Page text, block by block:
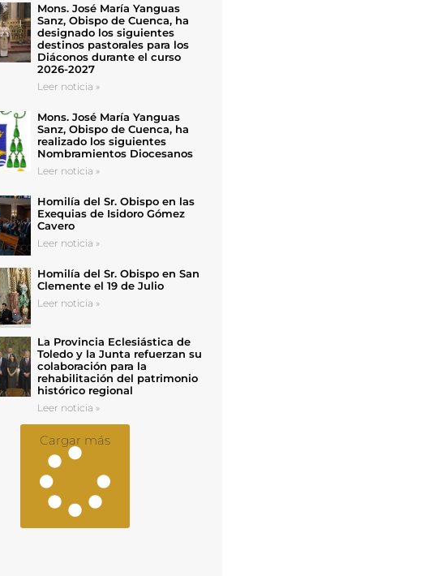
Mons. José María Yanguas
Sanz, Obispo de Cuenca, ha
designado los siguientes
destinos pastorales para los
Diáconos durante el curso
2026-2027
Leer noticia »
Mons. José María Yanguas
Sanz, Obispo de Cuenca, ha
realizado los siguientes
Nombramientos Diocesanos
Leer noticia »
Homilía del Sr. Obispo en las
Exequias de Isidoro Gómez
Cavero
Leer noticia »
Homilía del Sr. Obispo en San
Clemente el 19 de Julio
Leer noticia »
La Provincia Eclesiástica de
Toledo y la Junta refuerzan su
colaboración para la
rehabilitación del patrimonio
histórico regional
Leer noticia »
Cargar más